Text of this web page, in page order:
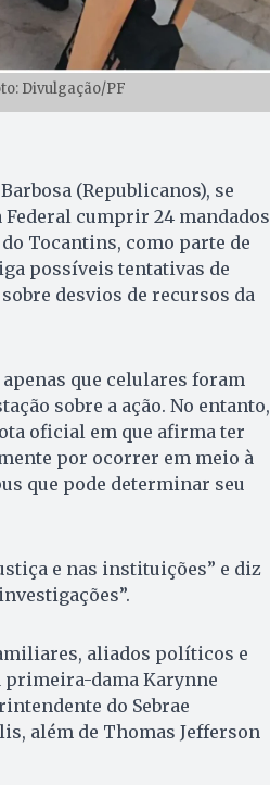
Divulgação/PF
(Republicanos), se
cumprir 24 mandados
do Tocantins, como parte de
possíveis tentativas de
desvios de recursos da
que celulares foram
sobre a ação. No entanto,
oficial em que afirma ter
por ocorrer em meio à
que pode determinar seu
e nas instituições” e diz
aliados políticos e
primeira-dama Karynne
do Sebrae
além de Thomas Jefferson